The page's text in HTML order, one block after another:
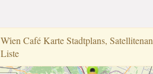
Wi̇en Café Karte Stadtplans,
Liste